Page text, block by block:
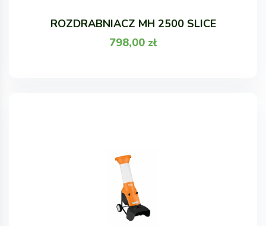
ROZDRABNIACZ MH 2500 SLICE
798,00 zł